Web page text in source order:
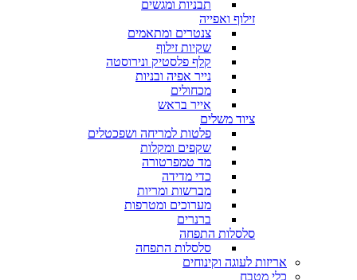
תבניות ומגשים
זילוף ואפייה
צנטרים ומתאמים
שקיות זילוף
קלף פלסטיק ונירוסטה
נייר אפיה ובניות
מכחולים
אייר בראש
ציוד משלים
פלטות למריחה ושפכטלים
שקפים ומקלות
מד טמפרטורה
כדי מדידה
מברשות ומריות
מערוכים ומטרפות
ברנרים
סלסלות התפחה
סלסלות התפחה
אריזות לעוגה וקינוחים
כלי מטבח